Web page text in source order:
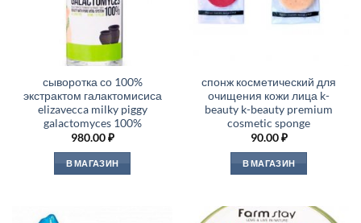
сыворотка со 100%
экстрактом галактомисиса
elizavecca milky piggy
galactomyces 100%
980.00₽
В МАГАЗИН
спонж косметический для
очищения кожи лица k-
beauty k-beauty premium
cosmetic sponge
90.00₽
В МАГАЗИН